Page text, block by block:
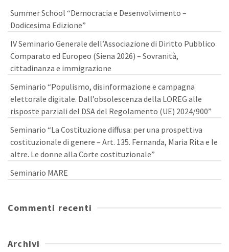
Summer School “Democracia e Desenvolvimento –
Dodicesima Edizione”
IV Seminario Generale dell’Associazione di Diritto Pubblico
Comparato ed Europeo (Siena 2026) – Sovranità,
cittadinanza e immigrazione
Seminario “Populismo, disinformazione e campagna
elettorale digitale. Dall’obsolescenza della LOREG alle
risposte parziali del DSA del Regolamento (UE) 2024/900”
Seminario “La Costituzione diffusa: per una prospettiva
costituzionale di genere – Art. 135. Fernanda, Maria Rita e le
altre. Le donne alla Corte costituzionale”
Seminario MARE
Commenti recenti
Archivi